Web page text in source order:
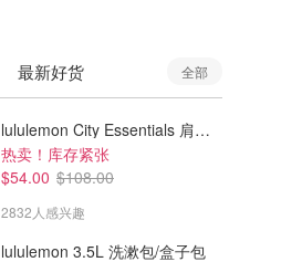
最新好货 全部
lululemon City Essentials 肩背包 4L
热卖！库存紧张
$54.00 $108.00
2832人感兴趣
lululemon 3.5L 洗漱包/盒子包